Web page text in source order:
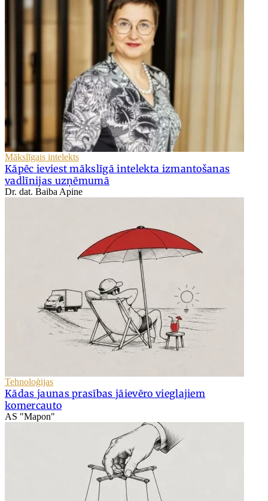
Mākslīgais intelekts
Kāpēc ieviest mākslīgā intelekta izmantošanas
vadlīnijas uzņēmumā
Dr. dat. Baiba Apine
Tehnoloģijas
Kādas jaunas prasības jāievēro vieglajiem
komercauto
AS "Mapon"